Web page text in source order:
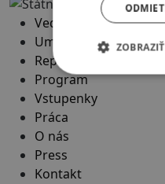
Vedenie
Umelecký súbor
Repertoár
Program
Vstupenky
Práca
O nás
Press
Kontakt